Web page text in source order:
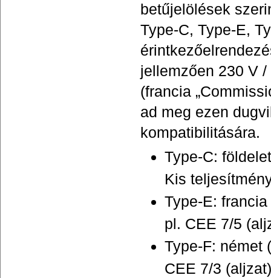
betűjelölések
Type-C, Type-E,
jellemzően 230 V
(francia
ad meg ezen
kompatibilitására.
Type-C:
Kis
Type-E:
pl. CEE 7/5
Type-F: német
CEE 7/3